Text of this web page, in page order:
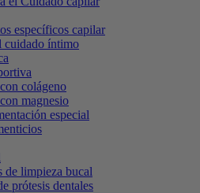
específicos capilar
cuidado íntimo
colágeno
magnesio
especial
de limpieza bucal
prótesis dentales